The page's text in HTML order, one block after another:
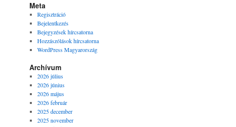
Meta
Regisztráció
Bejelentkezés
Bejegyzések hírcsatorna
Hozzászólások hírcsatorna
WordPress Magyarország
Archívum
2026 július
2026 június
2026 május
2026 február
2025 december
2025 november